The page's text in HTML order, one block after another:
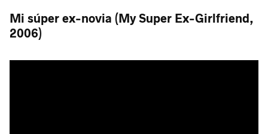
Mi súper ex-novia (My Super Ex-Girlfriend,
2006)